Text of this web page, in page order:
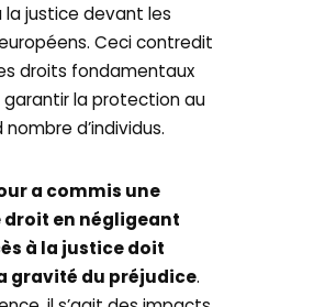
la justice devant les
Ceci contredit
droits fondamentaux
garantir la protection au
d’individus.
a commis une
droit en négligeant
à la justice doit
gravité du préjudice.